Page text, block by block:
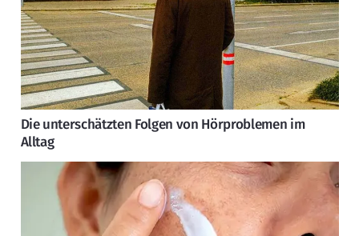
Die unterschätzten Folgen von Hörproblemen im
Alltag